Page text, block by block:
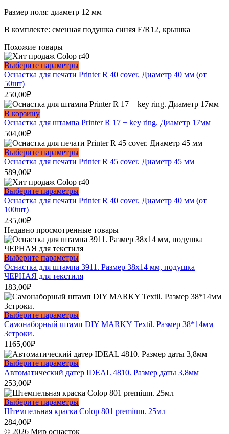
Размер поля: диаметр 12 мм
В комплекте: сменная подушка синяя E/R12, крышка
Похожие товары
Выберите параметрыЭтот
товар
вариаций.
можно
выбрать
странице
товара.
Оснастка для печати Printer R 40 cover. Диаметр 40 мм (от
50шт)
250,00₽
В корзину
Оснастка для штампа Printer R 17 + key ring. Диаметр 17мм
504,00₽
Выберите параметрыЭтот
товар
несколько
вариаций.
Опции
можно
странице
товара.
Оснастка для печати Printer R 45 cover. Диаметр 45 мм
589,00₽
Выберите параметрыЭтот
товар
вариаций.
Опции
можно
выбрать
на
странице
товара.
Оснастка для печати Printer R 40 cover. Диаметр 40 мм (от
100шт)
235,00₽
Недавно просмотренные товары
Выберите параметрыЭтот
товар
имеет
вариаций.
можно
выбрать
на
товара.
Оснастка для штампа 3911. Размер 38х14 мм, подушка
ЧЕРНАЯ для текстиля
183,00₽
Выберите параметрыЭтот
товар
вариаций.
Опции
можно
выбрать
странице
товара.
Самонаборный штамп DIY MARKY Textil. Размер 38*14мм
3строки.
1165,00₽
Выберите параметрыЭтот
товар
несколько
вариаций.
Опции
можно
Автоматический датер IDEAL 4810. Размер даты 3,8мм
253,00₽
Выберите параметрыЭтот
товар
несколько
Штемпельная краска Colop 801 premium. 25мл
284,00₽
© 2026 Мир оснасток